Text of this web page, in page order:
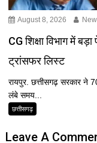
August 8, 2026
CG शिक्षा विभाग में
ट्रांसफर लिस्ट
रायपुर. छत्तीसगढ़ सरकार ने
लंबे समय...
छत्तीसगढ़
Leave A